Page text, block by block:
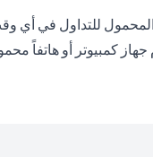
للتداول في أي
أو هاتفاً